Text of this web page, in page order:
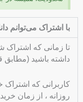
با اشتراک می‌توانم
تا زمانی که اشتراک
داشته باشید (مطابق
کاربرانی که اشتراک
روزانه ، از زمان